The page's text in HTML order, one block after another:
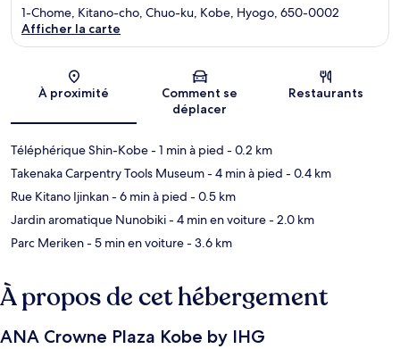
Carte
1-Chome, Kitano-cho, Chuo-ku, Kobe, Hyogo, 650-0002
Afficher la carte
À proximité
Comment se
déplacer
Restaurants
Téléphérique Shin-Kobe- 1 min à pied - 0.2 km
Takenaka Carpentry Tools Museum- 4 min à pied - 0.4 km
Rue Kitano Ijinkan- 6 min à pied - 0.5 km
Jardin aromatique Nunobiki- 4 min en voiture- 2.0 km
Parc Meriken- 5 min en voiture- 3.6 km
À propos de cet hébergement
ANA Crowne Plaza Kobe by IHG